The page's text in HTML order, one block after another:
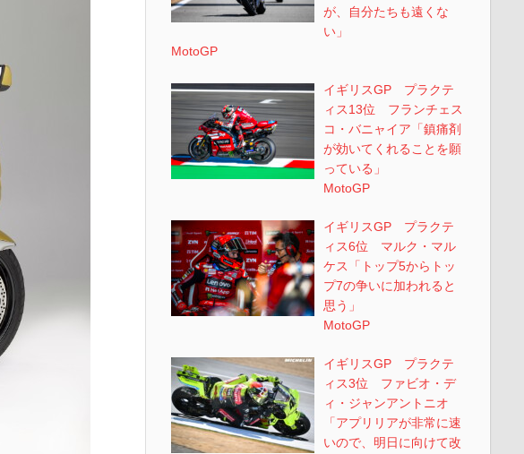
が、自分たちも遠くな
い」
MotoGP
イギリスGP プラクテ
ィス13位 フランチェス
コ・バニャイア「鎮痛剤
が効いてくれることを願
っている」
MotoGP
イギリスGP プラクテ
ィス6位 マルク・マル
ケス「トップ5からトッ
プ7の争いに加われると
思う」
MotoGP
イギリスGP プラクテ
ィス3位 ファビオ・デ
ィ・ジャンアントニオ
「アプリリアが非常に速
いので、明日に向けて改